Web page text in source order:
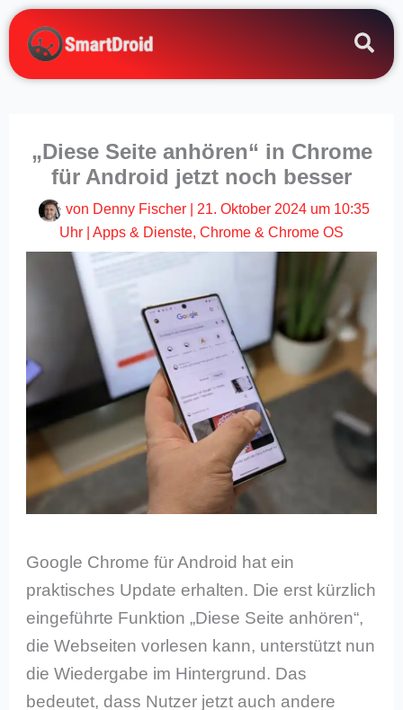
Zum
Inhalt
springen
„Diese Seite anhören“ in Chrome
für Android jetzt noch besser
von Denny Fischer
21. Oktober 2024 um 10:35
Uhr
Apps & Dienste, Chrome & Chrome OS
Google Chrome für Android hat ein
praktisches Update erhalten. Die erst kürzlich
eingeführte Funktion „Diese Seite anhören“,
die Webseiten vorlesen kann, unterstützt nun
die Wiedergabe im Hintergrund. Das
bedeutet, dass Nutzer jetzt auch andere